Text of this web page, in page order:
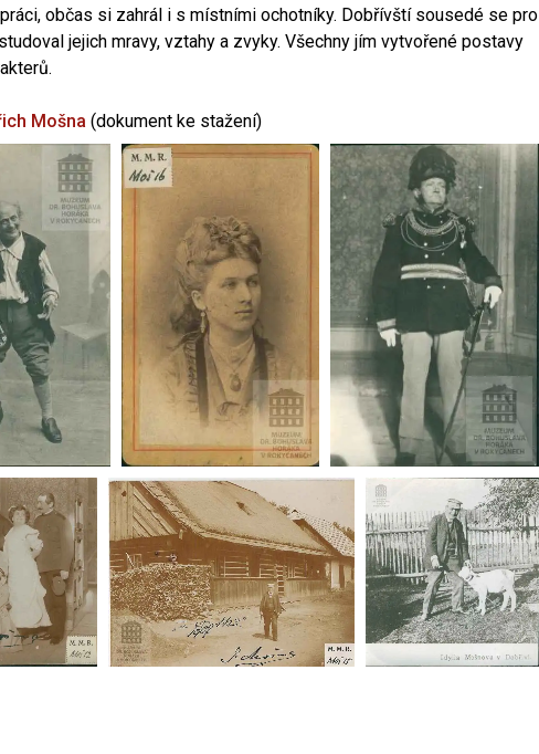
občas si zahrál i s místními ochotníky. Dobřívští sousedé se pro
jejich mravy, vztahy a zvyky. Všechny jím vytvořené postavy
Mošna (dokument ke stažení)